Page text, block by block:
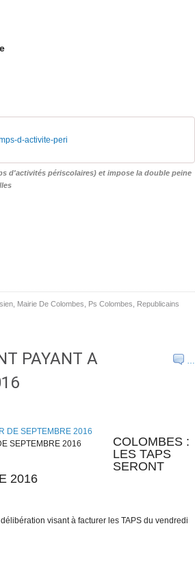
d-activite-peri
d'activités périscolaires) et impose la double peine
Mairie De Colombes Ps Colombes
Republicains
…
PAYANT A
SEPTEMBRE 2016
COLOMBES :
LES TAPS
SERONT
2016
visant à facturer les TAPS du vendredi